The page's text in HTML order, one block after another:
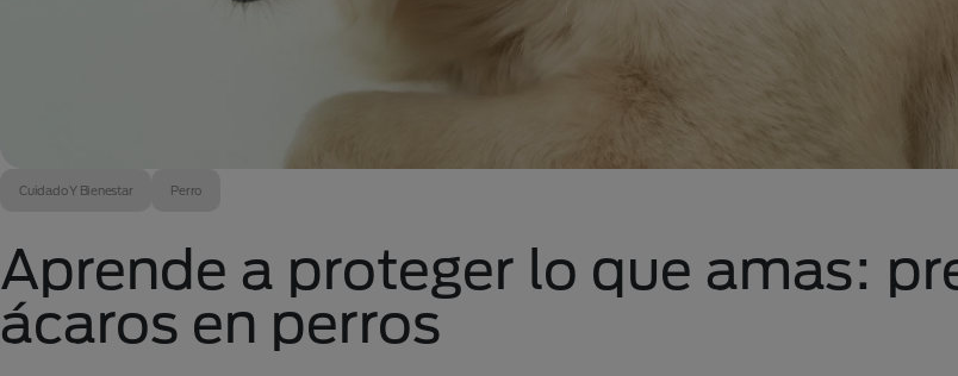
Cuidado Y Bienestar Perro
Aprende a proteger lo que amas:
ácaros en perros